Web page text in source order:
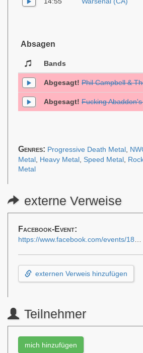
Absagen
Bands
Abgesagt! Phil Campbell &
Abgesagt! Fucking
Genres: Progressive Death Metal
Metal
Heavy Metal Speed Metal
Metal
externe Verweise
Facebook-Event:
https://www.facebook.com/events/1870521217174463
externen Verweis hinzufügen
Teilnehmer
mich hinzufügen